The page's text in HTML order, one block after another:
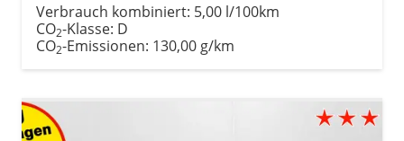
Verbrauch kombiniert: 5,00 l/100km
CO2-Klasse: D
CO2-Emissionen: 130,00 g/km